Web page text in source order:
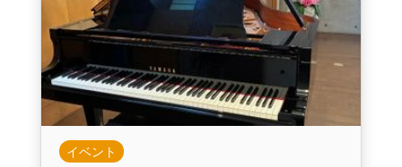
イベント